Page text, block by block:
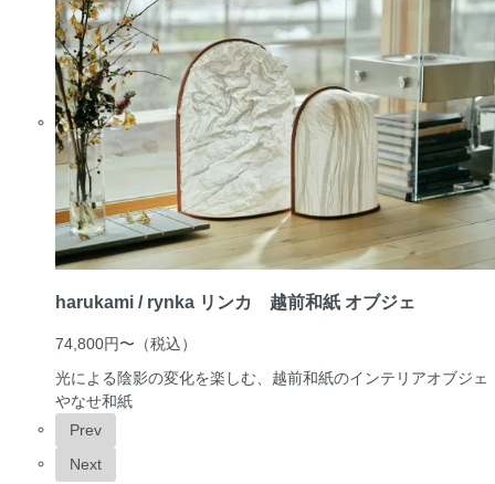
harukami / rynka リンカ 越前和紙 オブジェ
74,800円〜 （税込）
光による陰影の変化を楽しむ、越前和紙のインテリアオブジェ
やなせ和紙
Prev
Next